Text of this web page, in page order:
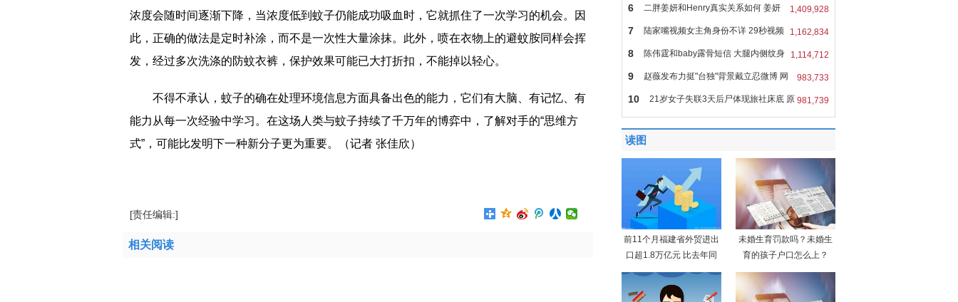
浓度会随时间逐渐下降，当浓度低到蚊子仍能成功吸血时，它就抓住了一次学习的机会。因
此，正确的做法是定时补涂，而不是一次性大量涂抹。此外，喷在衣物上的避蚊胺同样会挥
发，经过多次洗涤的防蚊衣裤，保护效果可能已大打折扣，不能掉以轻心。
不得不承认，蚊子的确在处理环境信息方面具备出色的能力，它们有大脑、有记忆、有
能力从每一次经验中学习。在这场人类与蚊子持续了千万年的博弈中，了解对手的“思维方
式”，可能比发明下一种新分子更为重要。（记者 张佳欣）
[责任编辑:]
相关阅读
照 1,409,928
6 二胖姜妍和Henry真实关系如何 姜妍
Henr 1,162,834
7 陆家嘴视频女主角身份不详 29秒视频
资 1,114,712
8 陈伟霆和baby露骨短信 大腿内侧纹身
曝 983,733
9 赵薇发布力挺"台独"背景戴立忍微博 网
981,739
10 21岁女子失联3天后尸体现旅社床底 原
因
读图
前11个月福建省外贸进出
口超1.8万亿元 比去年同
未婚生育罚款吗？未婚生
育的孩子户口怎么上？